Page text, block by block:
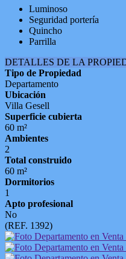
Luminoso
Seguridad portería
Quincho
Parrilla
DETALLES DE LA
Tipo de Propiedad
Departamento
Ubicación
Villa Gesell
Superficie cubierta
60 m²
Ambientes
2
Total construido
60 m²
Dormitorios
1
Apto profesional
No
(REF. 1392)